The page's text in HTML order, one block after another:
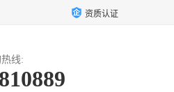
资质认证
线: